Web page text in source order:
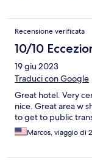
Recensione verificata
10/10
19 giu 2023
Traduci con Google
Great hotel. Very
nice. Great area w
to get to public
Marcos, viaggio di